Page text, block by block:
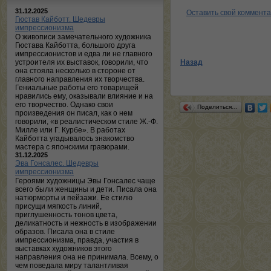
31.12.2025
Гюстав Кайботт. Шедевры
импрессионизма
О живописи замечательного художника
Гюстава Кайботта, большого друга
импрессионистов и едва ли не главного
устроителя их выставок, говорили, что
она стояла несколько в стороне от
главного направления их творчества.
Гениальные работы его товарищей
нравились ему, оказывали влияние и на
его творчество. Однако свои
произведения он писал, как о нем
говорили, «в реалистическом стиле Ж.-Ф.
Милле или Г. Курбе». В работах
Кайботта угадывалось знакомство
мастера с японскими гравюрами.
31.12.2025
Эва Гонсалес. Шедевры
импрессионизма
Героями художницы Эвы Гонсалес чаще
всего были женщины и дети. Писала она
натюрморты и пейзажи. Ее стилю
присущи мягкость линий,
приглушенность тонов цвета,
деликатность и нежность в изображении
образов. Писала она в стиле
импрессионизма, правда, участия в
выставках художников этого
направления она не принимала. Всему, о
чем поведала миру талантливая
Оставить свой
Назад
Поделиться…